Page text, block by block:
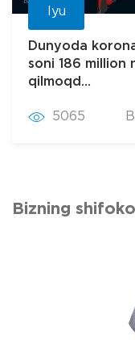
Iyu
Dunyoda
soni 186 million
qilmoqd…
5065
Bizning